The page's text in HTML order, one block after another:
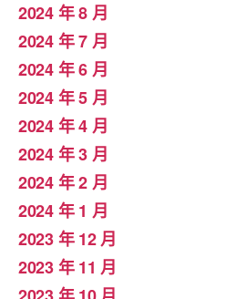
2024 年 8 月
2024 年 7 月
2024 年 6 月
2024 年 5 月
2024 年 4 月
2024 年 3 月
2024 年 2 月
2024 年 1 月
2023 年 12 月
2023 年 11 月